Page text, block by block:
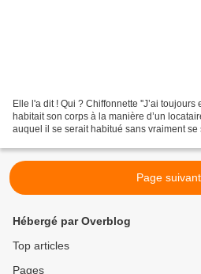
Elle l'a dit ! Qui ? Chiffonnette ''J’ai
habitait son corps à la manière d’un
auquel il se serait habitué sans vraiment
Page
Hébergé par Overblog
Top articles
Pages